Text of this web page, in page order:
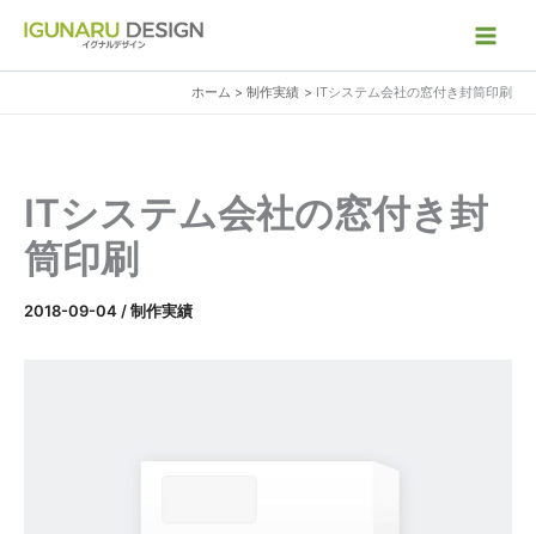
を
ホーム 制作実績 ITシステム会社の窓付き封筒印刷
ITシステム会社の窓付き封
筒印刷
2018-09-04 /制作実績